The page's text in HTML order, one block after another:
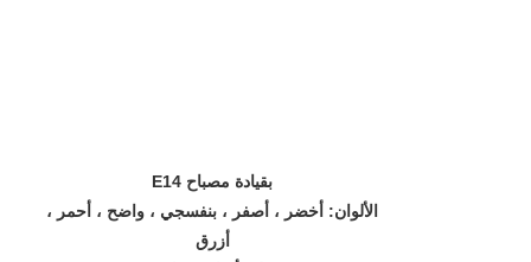
E14 بقيادة مصباح
الألوان: أخضر ، أصفر ، بنفسجي ، واضح ، أحمر ،
أزرق